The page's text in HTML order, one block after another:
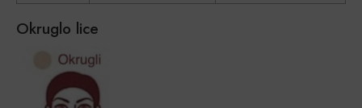
Okruglo lice